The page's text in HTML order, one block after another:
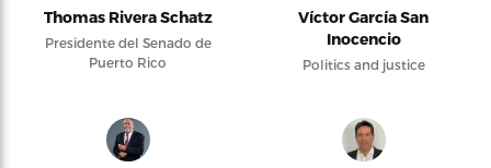
Thomas Rivera Schatz
Presidente del Senado de
Puerto Rico
Víctor García San
Inocencio
Politics and justice